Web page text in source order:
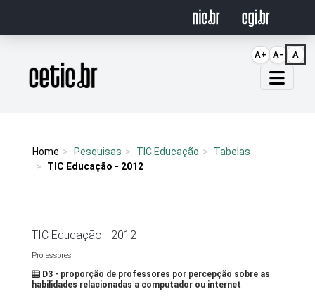
Página inicial
Home Pesquisas TIC Educação
Tabelas
TIC Educação - 2012
TIC Educação - 2012
Professores
D3 - proporção de professores por percepção sobre as
habilidades relacionadas a computador ou internet
A+ A- A